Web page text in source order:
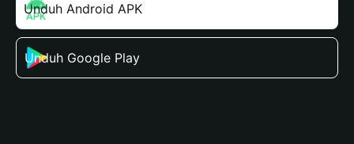
Unduh Android APK
Unduh Google Play